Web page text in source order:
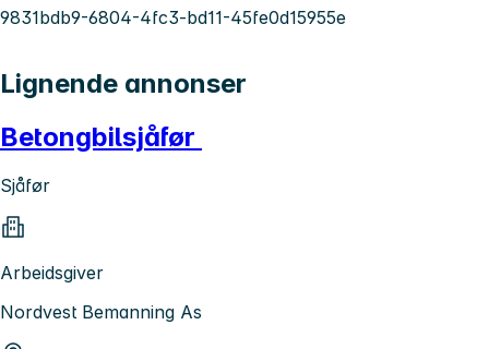
9831bdb9-6804-4fc3-bd11-45fe0d15955e
Lignende annonser
Betongbilsjåfør
Sjåfør
Arbeidsgiver
Nordvest Bemanning As